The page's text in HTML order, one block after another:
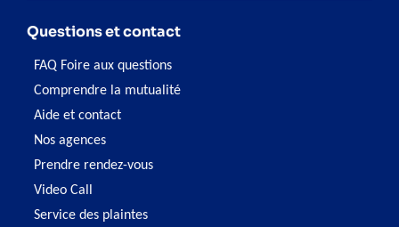
Questions et contact
FAQ Foire aux questions
Comprendre la mutualité
Aide et contact
Nos agences
Prendre rendez-vous
Video Call
Service des plaintes